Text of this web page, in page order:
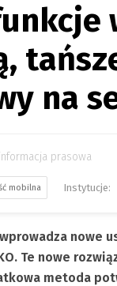
na
informacja prasowa
mobilna
nowe
Te nowe
metoda